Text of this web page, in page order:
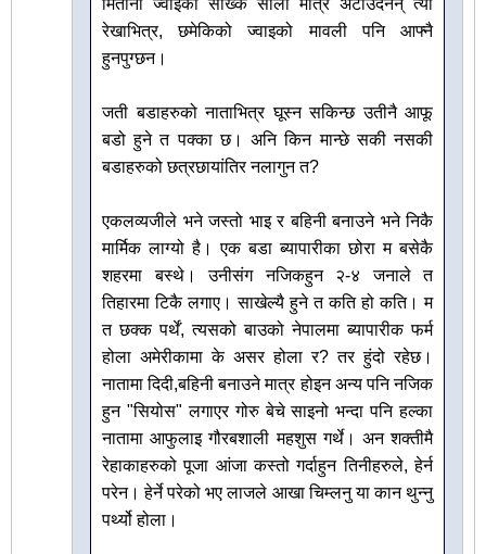
मितीनी ज्वाइको साख्कै सालो मात्र अटाउदैनन् त्यो
रेखाभित्र, छमेकिको ज्वाइको मावली पनि आफ्नै
हुनपुग्छन।
जती बडाहरुको नाताभित्र घूस्न सकिन्छ उतीनै आफू
बडो हुने त पक्का छ। अनि किन मान्छे सकी नसकी
बडाहरुको छत्रछायांतिर नलागुन त?
एकलव्यजीले भने जस्तो भाइ र बहिनी बनाउने भने निकै
मार्मिक लाग्यो है। एक बडा ब्यापारीका छोरा म बसेकै
शहरमा बस्थे। उनीसंग नजिकहुन २-४ जनाले त
तिहारमा टिकै लगाए। साखेल्यै हुने त कति हो कति। म
त छक्क पर्थें, त्यसको बाउको नेपालमा ब्यापारीक फर्म
होला अमेरीकामा के असर होला र? तर हुंदो रहेछ।
नातामा दिदी,बहिनी बनाउने मात्र होइन अन्य पनि नजिक
हुन "सियोस" लगाएर गोरु बेचे साइनो भन्दा पनि हल्का
नातामा आफुलाइ गौरबशाली महशुस गर्थे। अन शक्तीमै
रेहाकाहरुको पूजा आंजा कस्तो गर्दाहुन तिनीहरुले, हेर्न
परेन। हेर्ने परेको भए लाजले आखा चिम्लनु या कान थुन्नु
पर्थ्यो होला।